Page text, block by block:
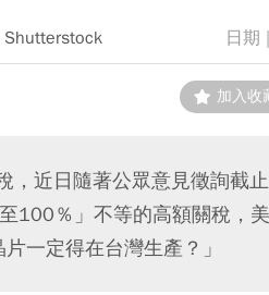
Shutterstock
加入收
，近日隨著公眾意見徵詢截
100％」不等的高額關稅，
一定得在台灣生產？」